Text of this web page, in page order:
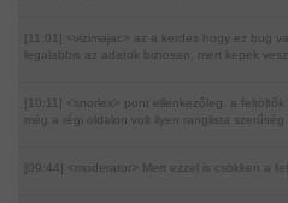
[11:01] <vizimajac> az a kerdes hogy ez bug
legalabbis az adatok biztosan, mert kepek
[10:11] <snorlex> pont ellenkezőleg. a feltöltők
még a régi oldalon volt ilyen ranglista szerűség
[09:44] <moderator> Mert ezzel is csökken a